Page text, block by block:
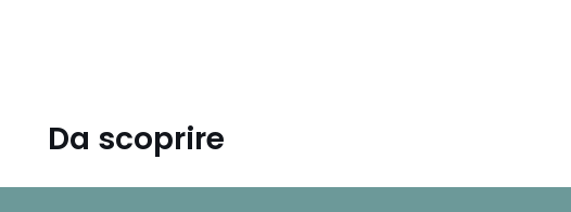
Da scoprire